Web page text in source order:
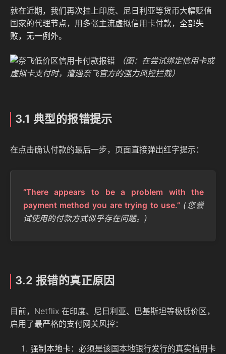
就在近期，我们再次挂上印度、尼日利亚等货币大幅贬值
国家的代理节点，用多张主流虚拟信用卡付款， 全部失
败，无一例外。
（图：在尝试绑定信用卡或
虚拟卡支付时，遭遇奈飞官方的强力风控拦截）
3.1 典型的报错提示
在点击确认付款的最后一步，页面直接弹出红字提示：
“There appears to be a problem with the
payment method you are trying to use.” (您尝
试使用的付款方式似乎存在问题。)
3.2 报错的真正原因
目前，Netflix 在印度、尼日利亚、巴基斯坦等极低价区，
启用了最严格的支付网关风控：
强制本地卡：必须是该国本地银行发行的真实信用卡